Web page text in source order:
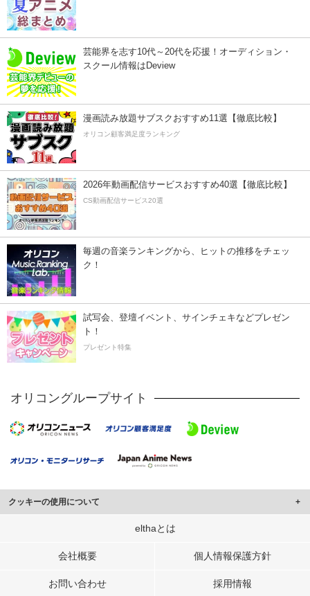
芸能界を志す10代～20代を応援！オーディション・
スクール情報はDeview
漫画読み放題サブスクおすすめ11選【徹底比較】
オリコン顧客満足度ランキング
2026年動画配信サービスおすすめ40選【徹底比較】
CS動画配信サービス20選
毎週の音楽ランキングから、ヒットの推移をチェッ
ク！
試写会、登壇イベント、サインチェキなどプレゼン
ト！
プレゼント特集
オリコングループサイト
クッキーの使用について
このサイトでは Cookie を使用して、ユーザーに合わせたコンテンツや広告の
行っています。
メディアや広告配信、データ解析の各パートナーに提供しています。
elthaとは
会社概要 個人情報保護方針
お問い合わせ 採用情報